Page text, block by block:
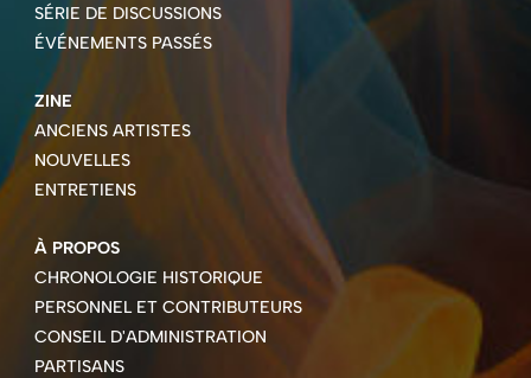
SÉRIE DE DISCUSSIONS
ÉVÉNEMENTS PASSÉS
ZINE
ANCIENS ARTISTES
NOUVELLES
ENTRETIENS
À PROPOS
CHRONOLOGIE HISTORIQUE
PERSONNEL ET CONTRIBUTEURS
CONSEIL D'ADMINISTRATION
PARTISANS